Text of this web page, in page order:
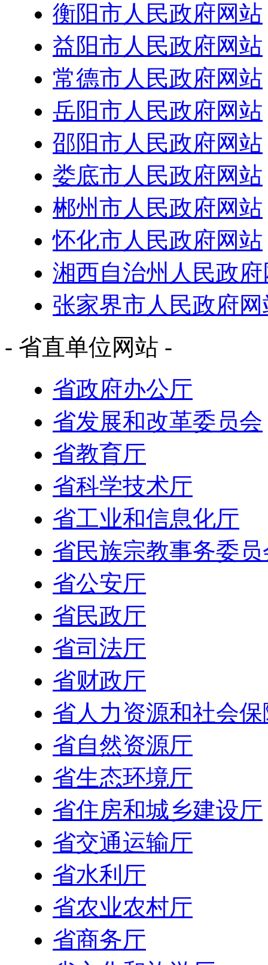
衡阳市人民政府网站
益阳市人民政府网站
常德市人民政府网站
岳阳市人民政府网站
邵阳市人民政府网站
娄底市人民政府网站
郴州市人民政府网站
怀化市人民政府网站
湘西自治州人民政
张家界市人民政府网
- 省直单位网站 -
省政府办公厅
省发展和改革委员会
省教育厅
省科学技术厅
省工业和信息化厅
省民族宗教事务委员
省公安厅
省民政厅
省司法厅
省财政厅
省人力资源和社会
省自然资源厅
省生态环境厅
省住房和城乡建设厅
省交通运输厅
省水利厅
省农业农村厅
省商务厅